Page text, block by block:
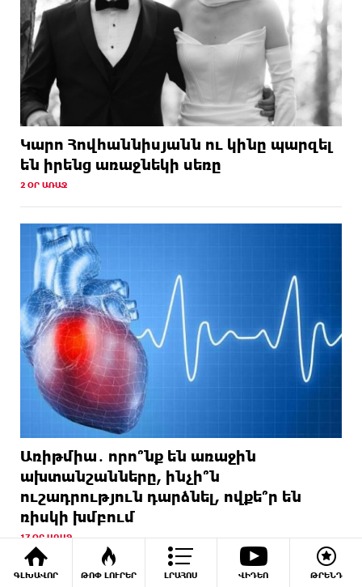
ԳԼԽԱՎՈՐ ԹՈՓ ԼՈՒՐԵՐ ԼՐԱՀՈՍ ՎԻԴԵՈ ԹՐԵՆԴ
Կարո Հովհաննիսյանն ու կինը պարզել
են իրենց առաջնեկի սեռը
2 ՕՐ ԱՌԱՋ
Առիթմիա․ որո՞նք են առաջին
ախտանշանները, ինչի՞ն
ուշադրություն դարձնել, ովքե՞ր են
ռիսկի խմբում
17 ՕՐ ԱՌԱՋ